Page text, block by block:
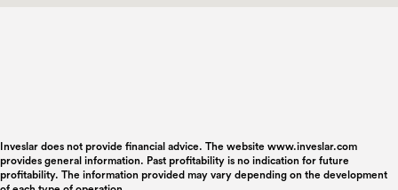
Inveslar does not provide financial advice. The website www.inveslar.com
provides general information. Past profitability is no indication for future
profitability. The information provided may vary depending on the development